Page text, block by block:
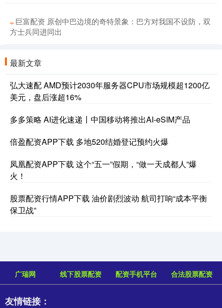
巨富配资 原创中巴边境的奇特景象：巴方对我国不设防，双
方士兵同进同出
最新文章
弘大速配 AMD预计2030年服务器CPU市场规模超1200亿
美元，盘后涨超16%
多多策略 AI进化速递丨中国移动将推出AI-eSIM产品
倍盈配资APP下载 多地520结婚登记预约火爆
凤凰配资APP下载 这个“五一”假期，“做一天成都人”爆
火！
股票配资行情APP下载 油价剧烈波动 航司打响“成本平衡
保卫战”
广瑞网 线下股票配资 配资手机平台 合法股票配资
友情链接：